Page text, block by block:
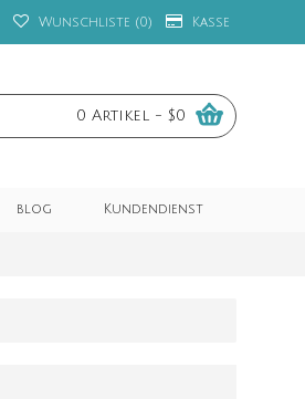
Wunschliste (0) Kasse
0 Artikel - $0
blog Kundendienst